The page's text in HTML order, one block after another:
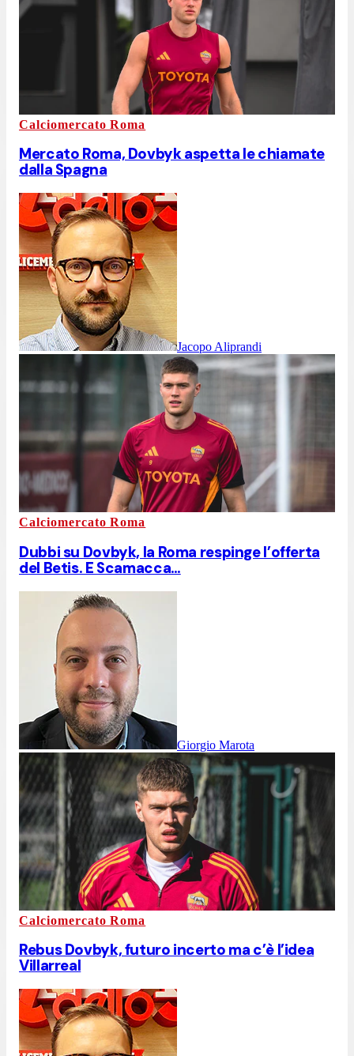
Calciomercato Roma
Mercato Roma, Dovbyk aspetta le chiamate
dalla Spagna
Jacopo Aliprandi
Calciomercato Roma
Dubbi su Dovbyk, la Roma respinge l’offerta
del Betis. E Scamacca…
Giorgio Marota
Calciomercato Roma
Rebus Dovbyk, futuro incerto ma c’è l’idea
Villarreal